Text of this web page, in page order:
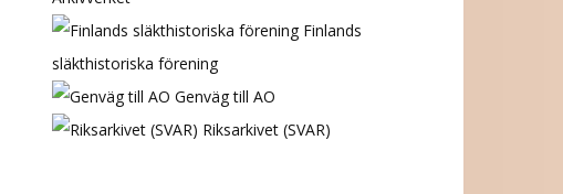
Finlands
släkthistoriska förening
Genväg till AO
Riksarkivet (SVAR)